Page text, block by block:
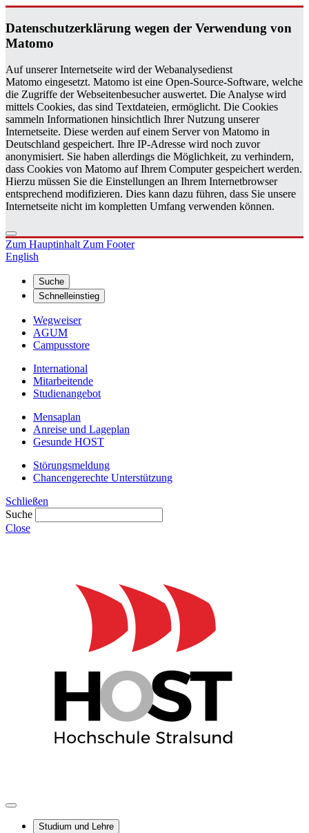
Da­ten­schutz­er­klä­rung wegen der Ver­wen­dung von
Ma­to­mo
Auf unserer Internetseite wird der Webanalysedienst
Matomo eingesetzt. Matomo ist eine Open-Source-Software, welche
die Zugriffe der Webseitenbesucher auswertet. Die Analyse wird
mittels Cookies, das sind Textdateien, ermöglicht. Die Cookies
sammeln Informationen hinsichtlich Ihrer Nutzung unserer
Internetseite. Diese werden auf einem Server von Matomo in
Deutschland gespeichert. Ihre IP-Adresse wird noch zuvor
anonymisiert. Sie haben allerdings die Möglichkeit, zu verhindern,
dass Cookies von Matomo auf Ihrem Computer gespeichert werden.
Hierzu müssen Sie die Einstellungen an Ihrem Internetbrowser
entsprechend modifizieren. Dies kann dazu führen, dass Sie unsere
Internetseite nicht im kompletten Umfang verwenden können.
Zum HauptinhaltZum Footer
English
Suche
Schnelleinstieg
Wegweiser
AGUM
Campusstore
International
Mitarbeitende
Studienangebot
Mensaplan
Anreise und Lageplan
Gesunde HOST
Störungsmeldung
Chancengerechte Unterstützung
Schließen
Suche
Close
Studium und Lehre